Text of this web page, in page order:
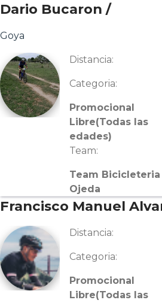
Dario Bucaron /
Goya
Distancia:
Categoria:
Promocional
Libre(Todas las
edades)
Team:
Team
Ojeda
Francisco Manuel
Distancia:
Categoria:
Promocional
Libre(Todas las